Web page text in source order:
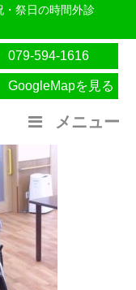
祭日の時間外診
079-594-1616
GoogleMapを見る
メニュー